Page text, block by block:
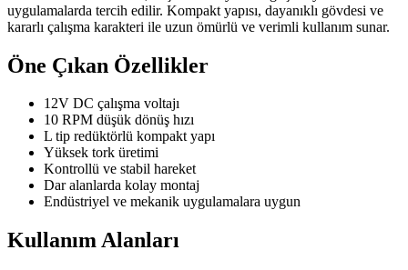
uygulamalarda tercih edilir. Kompakt yapısı, dayanıklı gövdesi ve
kararlı çalışma karakteri ile uzun ömürlü ve verimli kullanım sunar.
Öne Çıkan Özellikler
12V DC çalışma voltajı
10 RPM düşük dönüş hızı
L tip redüktörlü kompakt yapı
Yüksek tork üretimi
Kontrollü ve stabil hareket
Dar alanlarda kolay montaj
Endüstriyel ve mekanik uygulamalara uygun
Kullanım Alanları